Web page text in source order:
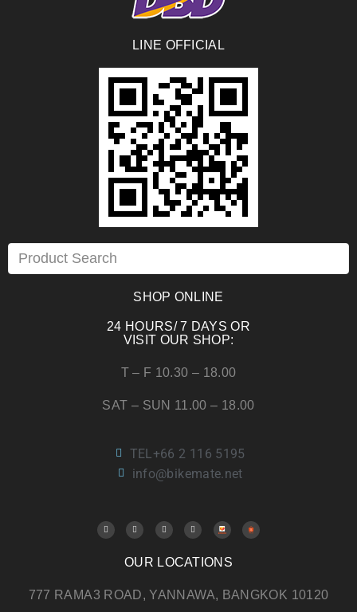
LINE OFFICIAL
SHOP ONLINE
24 HOURS/ 7 DAYS OR
VISIT OUR SHOP:
T – F 10.30 – 18.00
SAT – SUN 11.00 – 18.00
TEL+66 2 116 5195
info@bikemate.net
OUR LOCATIONS
777 RAMA3 ROAD, YANNAWA, BANGKOK 10120